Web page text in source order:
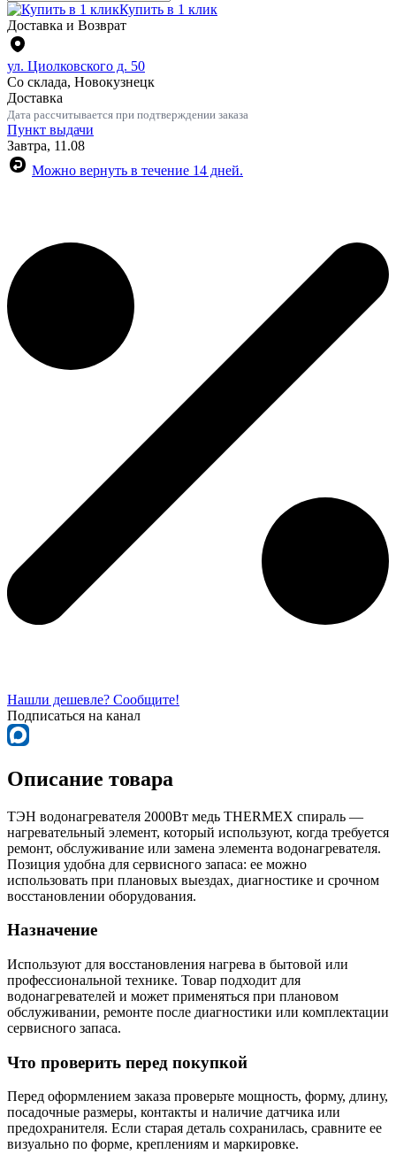
Купить в 1 клик
Доставка и Возврат
ул. Циолковского д. 50
Со склада, Новокузнецк
Доставка
Дата рассчитывается при подтверждении заказа
Пункт выдачи
Завтра, 11.08
Можно вернуть в течение 14 дней.
Нашли дешевле? Сообщите!
Подписаться на канал
Описание товара
ТЭН водонагревателя 2000Вт медь THERMEX спираль —
нагревательный элемент, который используют, когда требуется
ремонт, обслуживание или замена элемента водонагревателя.
Позиция удобна для сервисного запаса: ее можно
использовать при плановых выездах, диагностике и срочном
восстановлении оборудования.
Назначение
Используют для восстановления нагрева в бытовой или
профессиональной технике. Товар подходит для
водонагревателей и может применяться при плановом
обслуживании, ремонте после диагностики или комплектации
сервисного запаса.
Что проверить перед покупкой
Перед оформлением заказа проверьте мощность, форму, длину,
посадочные размеры, контакты и наличие датчика или
предохранителя. Если старая деталь сохранилась, сравните ее
визуально по форме, креплениям и маркировке.